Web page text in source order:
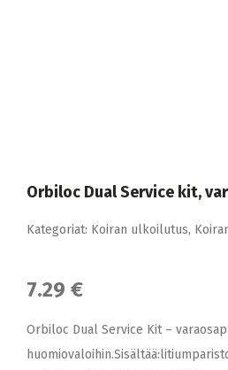
Orbiloc Dual Service kit,
Kategoriat: Koiran ulkoilutus,
7.29 €
Orbiloc Dual Service Kit –